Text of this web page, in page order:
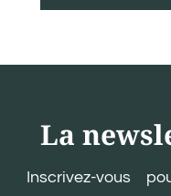
La
Inscrivez-vous